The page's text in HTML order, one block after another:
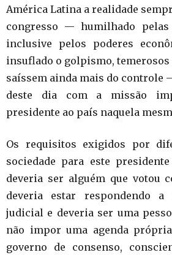
América Latina a realidade
congresso — humilhado pelas
inclusive pelos poderes
insuflado o golpismo, temerosos
saíssem ainda mais do controle
deste dia com a missão
presidente ao país naquela
Os requisitos exigidos por
sociedade para este
deveria ser alguém que votou
deveria estar respondendo a
judicial e deveria ser uma
não impor uma agenda
governo de consenso,